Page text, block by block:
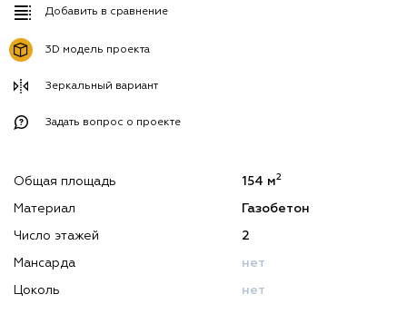
Добавить в сравнение
3D модель проекта
Зеркальный вариант
Задать вопрос о проекте
Общая площадь 154 м2
Материал Газобетон
Число этажей 2
Мансарда нет
Цоколь нет